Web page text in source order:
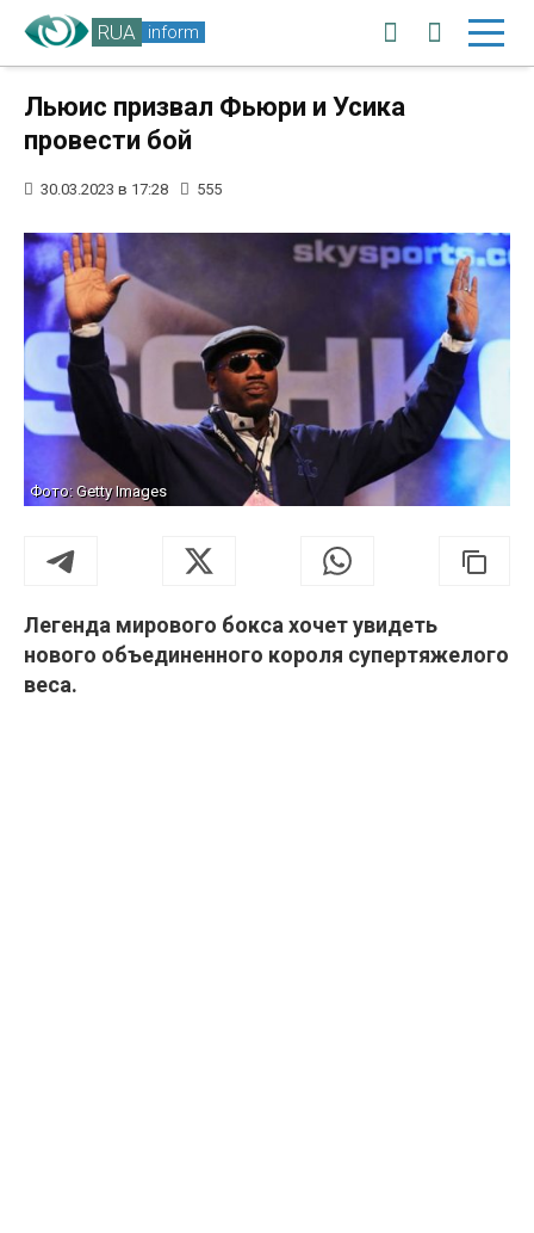
RUA inform
Льюис призвал Фьюри и Усика
провести бой
30.03.2023 в 17:28 555
Фото: Getty Images
Легенда мирового бокса хочет увидеть
нового объединенного короля супертяжелого
веса.